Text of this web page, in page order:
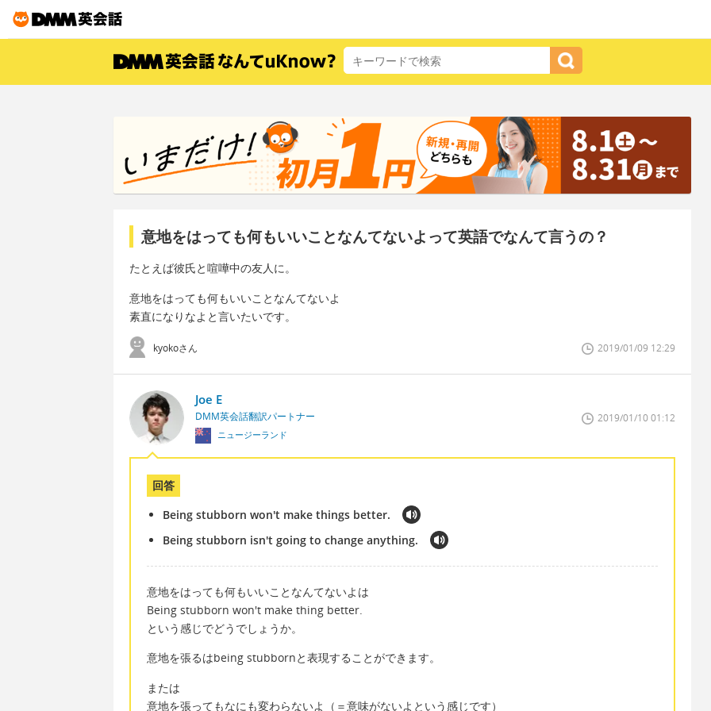
意地をはっても何もいいことなんてないよって英語でなんて言うの？
たとえば彼氏と喧嘩中の友人に。
意地をはっても何もいいことなんてないよ
素直になりなよと言いたいです。
kyokoさん 2019/01/09 12:29
Joe E
DMM英会話翻訳パートナー
ニュージーランド
2019/01/10 01:12
回答
Being stubborn won't make things better.
Being stubborn isn't going to change anything.
意地をはっても何もいいことなんてないよは
Being stubborn won't make thing better.
という感じでどうでしょうか。
意地を張るはbeing stubbornと表現することができます。
または
意地を張ってもなにも変わらないよ（＝意味がないよという感じです）